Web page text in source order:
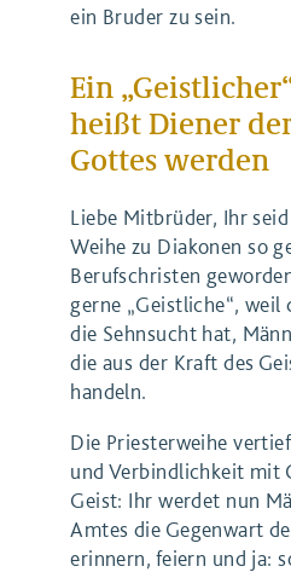
ein Bruder zu sein.
Ein
heißt Diener
Gottes werden
Liebe Mitbrüder, Ihr
Weihe zu Diakonen so
Berufschristen
gerne „Geistliche“, weil
die Sehnsucht hat,
die aus der Kraft des
handeln.
Die Priesterweihe
und Verbindlichkeit mit
Geist: Ihr werdet nun
Amtes die Gegenwart
erinnern, feiern und ja: